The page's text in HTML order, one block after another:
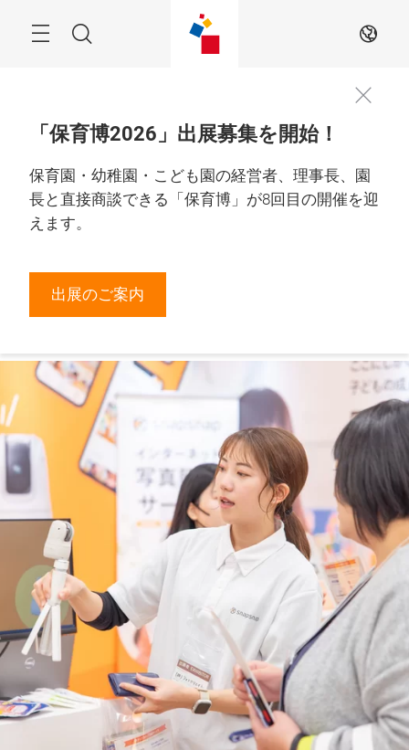
Search JA
「保育博2026」出展募集を開始！
保育園・幼稚園・こども園の経営者、理事長、園
長と直接商談できる「保育博」が8回目の開催を迎
えます。
出展のご案内
2026年11月19日
東京都立産業貿易セ
ンター 浜松町館
出展のご案
内はこちら
から